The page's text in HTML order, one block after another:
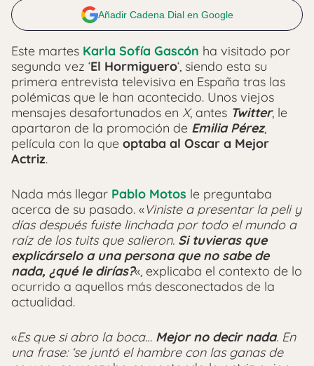
Añadir Cadena Dial en Google
Este martes Karla Sofía Gascón ha visitado por
segunda vez ‘El Hormiguero‘, siendo esta su
primera entrevista televisiva en España tras las
polémicas que le han acontecido. Unos viejos
mensajes desafortunados en X, antes Twitter, le
apartaron de la promoción de Emilia Pérez,
película con la que optaba al Oscar a Mejor
Actriz.
Nada más llegar Pablo Motos le preguntaba
acerca de su pasado. «Viniste a presentar la peli y
días después fuiste linchada por todo el mundo a
raíz de los tuits que salieron. Si tuvieras que
explicárselo a una persona que no sabe de
nada, ¿qué le dirías?«, explicaba el contexto de lo
ocurrido a aquellos más desconectados de la
actualidad.
«Es que si abro la boca… Mejor no decir nada. En
una frase: ‘se juntó el hambre con las ganas de